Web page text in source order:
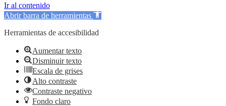
Ir al contenido
Abrir barra de herramientas
Herramientas de accesibilidad
Aumentar texto
Disminuir texto
Escala de grises
Alto contraste
Contraste negativo
Fondo claro